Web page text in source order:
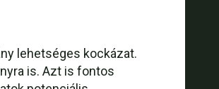
lehetséges kockázat.
is. Azt is fontos